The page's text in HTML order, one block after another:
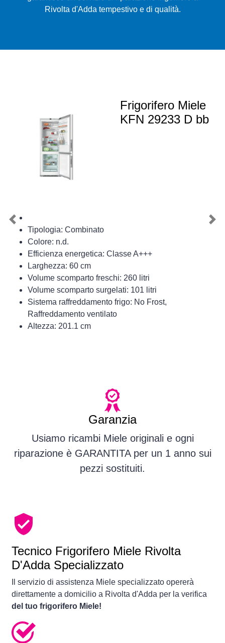
Rivolta d'Adda tempestivo e di qualità.
Frigorifero Miele
KFN 29233 D bb
Tipologia: Combinato
Colore: n.d.
Efficienza energetica: Classe A+++
Larghezza: 60 cm
Volume scomparto freschi: 260 litri
Volume scomparto surgelati: 101 litri
Sistema raffreddamento frigo: No Frost,
Raffreddamento ventilato
Altezza: 201.1 cm
Previous
Garanzia
Usiamo ricambi Miele originali e ogni
riparazione è GARANTITA per un 1 anno sui
pezzi sostituiti.
Tecnico Frigorifero Miele Rivolta
D'Adda Specializzato
Il servizio di assistenza Miele specializzato opererà
direttamente a domicilio a Rivolta d'Adda per la verifica
del tuo frigorifero Miele!